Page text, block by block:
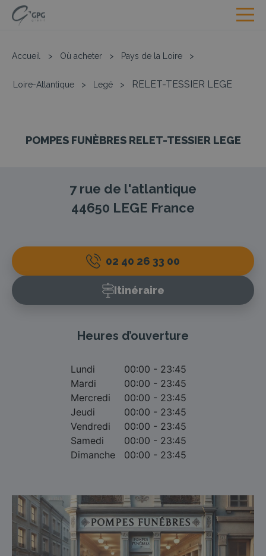
Accueil > Où acheter > Pays de la Loire >
Loire-Atlantique > Legé > RELET-TESSIER LEGE
POMPES FUNÈBRES RELET-TESSIER LEGE
7 rue de l'atlantique
44650 LEGE France
02 40 26 33 00
Itinéraire
Heures d’ouverture
Lundi
00:00 - 23:45
Mardi
00:00 - 23:45
Mercredi
00:00 - 23:45
Jeudi
00:00 - 23:45
Vendredi
00:00 - 23:45
Samedi
00:00 - 23:45
Dimanche
00:00 - 23:45